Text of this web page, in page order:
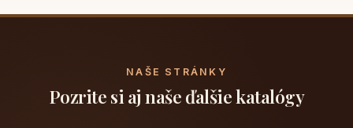
NAŠE STRÁNKY
Pozrite si aj naše ďalšie katalógy